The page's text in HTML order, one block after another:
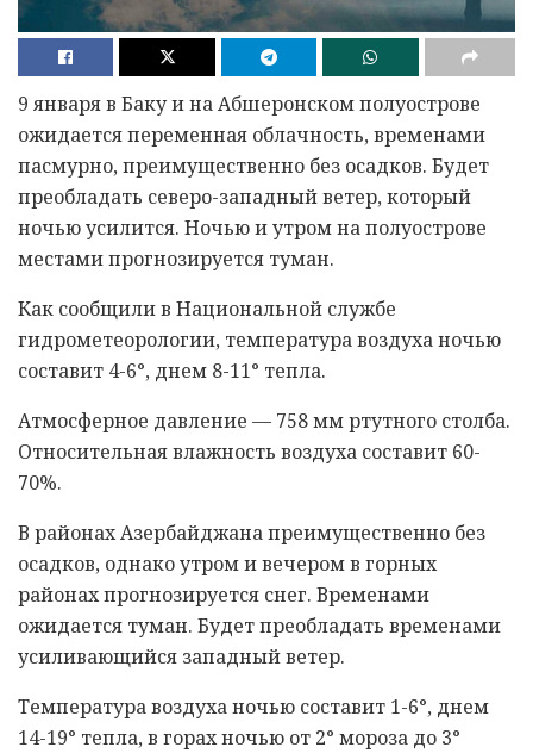
9 января в Баку и на Абшеронском полуострове
ожидается переменная облачность, временами
пасмурно, преимущественно без осадков. Будет
преобладать северо-западный ветер, который
ночью усилится. Ночью и утром на полуострове
местами прогнозируется туман.
Как сообщили в Национальной службе
гидрометеорологии, температура воздуха ночью
составит 4-6°, днем 8-11° тепла.
Атмосферное давление — 758 мм ртутного столба.
Относительная влажность воздуха составит 60-
70%.
В районах Азербайджана преимущественно без
осадков, однако утром и вечером в горных
районах прогнозируется снег. Временами
ожидается туман. Будет преобладать временами
усиливающийся западный ветер.
Температура воздуха ночью составит 1-6°, днем
14-19° тепла, в горах ночью от 2° мороза до 3°